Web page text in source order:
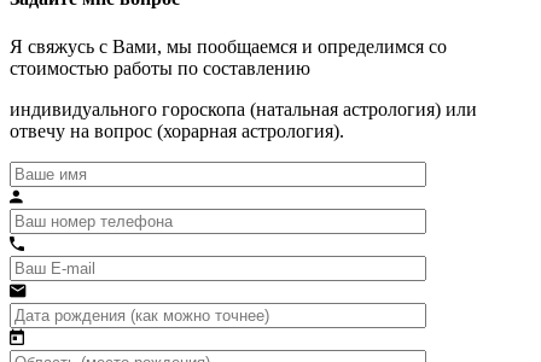
Я свяжусь с Вами, мы пообщаемся и определимся со
стоимостью работы по составлению
индивидуального гороскопа (натальная астрология) или
отвечу на вопрос (хорарная астрология).